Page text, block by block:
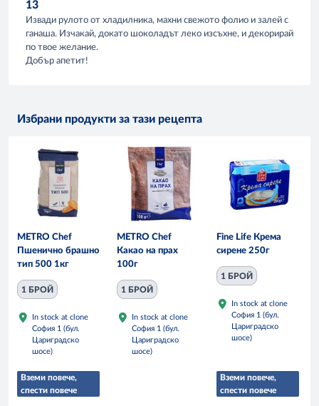
13
Извади рулото от хладилника, махни свежото фолио и залей с
ганаша. Изчакай, докато шоколадът леко изсъхне, и декорирай
по твое желание.
Добър апетит!
Избрани продукти за тази рецепта
METRO Chef
Пшенично брашно
тип 500 1кг
1 БРОЙ
In stock at clone
София 1 (бул.
Цариградско
шосе)
Вземи повече,
спести повече
METRO Chef
Какао на прах
100г
1 БРОЙ
In stock at clone
София 1 (бул.
Цариградско
шосе)
Fine Life Крема
сирене 250г
1 БРОЙ
In stock at clone
София 1 (бул.
Цариградско
шосе)
Вземи повече,
спести повече